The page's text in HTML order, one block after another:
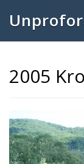
2005
Previous